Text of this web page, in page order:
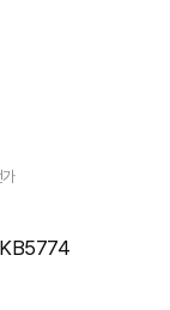
가
KB5774